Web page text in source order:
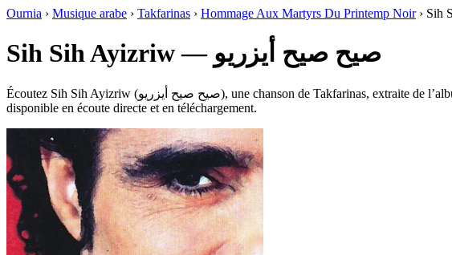
Ournia › Musique arabe › Takfarinas › Hommage Aux Martyrs Du Printemp Noir› Sih
Sih Sih Ayizriw — صيح صيح أيزريو
Écoutez Sih Sih Ayizriw (صيح صيح أيزريو), une chanson de Takfarinas, extraite de l’album Hommage Aux Martyrs Du Printemp Noir dans le genre Maghrebi Pop, Kabyle, sur Ournia. Durée : 4:14. Ce titre est
disponible en écoute directe et en téléchargement.